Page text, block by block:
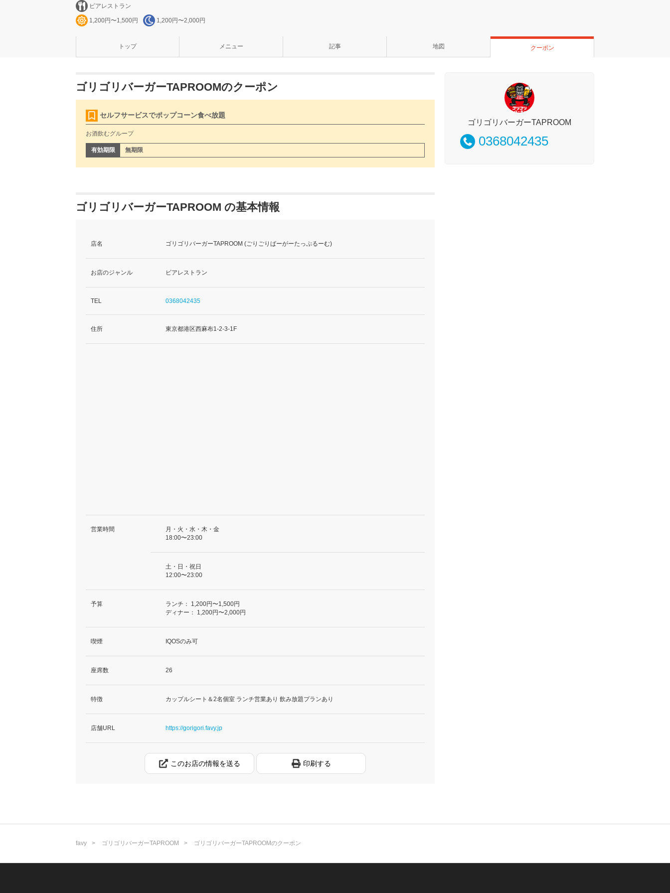
ビアレストラン
1,200円〜1,500円 1,200円〜2,000円
トップ メニュー 記事 地図 クーポン
ゴリゴリバーガーTAPROOMのクーポン
セルフサービスでポップコーン食べ放題
お酒飲むグループ
有効期限 無期限
ゴリゴリバーガーTAPROOM の基本情報
店名 ゴリゴリバーガーTAPROOM (ごりごりばーがーたっぷるーむ)
お店のジャンル ビアレストラン
TEL 0368042435
住所 東京都港区西麻布1-2-3-1F
営業時間
月・火・水・木・金
18:00〜23:00
土・日・祝日
12:00〜23:00
予算 ランチ：
1,200円〜1,500円
ディナー：
1,200円〜2,000円
喫煙 IQOSのみ可
座席数 26
特徴 カップルシート＆2名個室 ランチ営業あり 飲み放題プランあり
店舗URL https://gorigori.favy.jp
このお店の情報を送る 印刷する
ゴリゴリバーガーTAPROOM
0368042435
favy ゴリゴリバーガーTAPROOM ゴリゴリバーガーTAPROOMのクーポン